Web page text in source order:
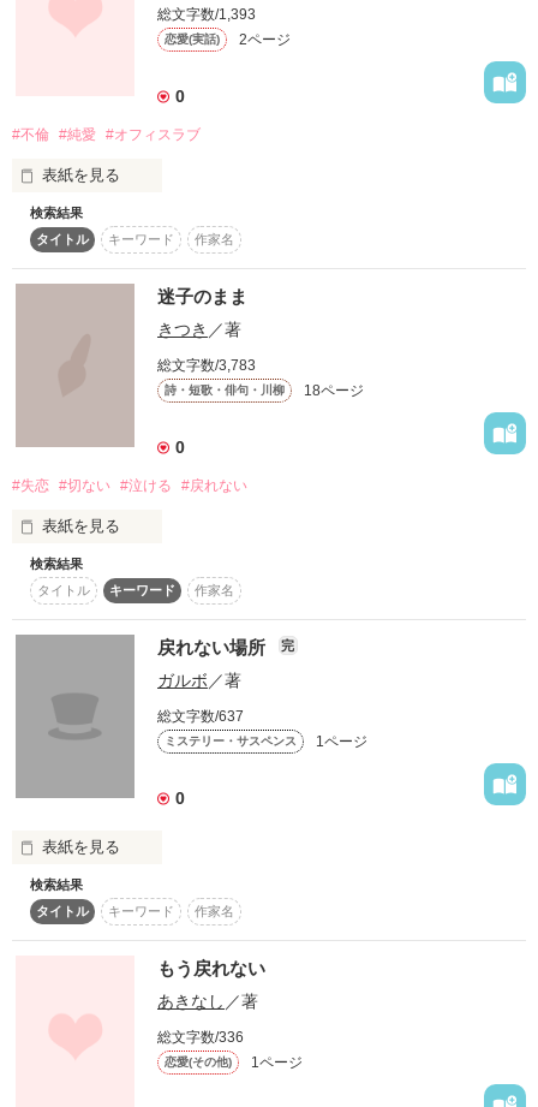
作品を読む
総文字数/1,393
恋愛(実話) 2ページ
0
#不倫 #純愛 #オフィスラブ
表紙を見る
既婚者である「蓮」とシングルマザーの「愛」が病院に看護師
として同期入職をした。
最初は単なる同僚であった2人が、次第に恋愛に発展してしま
う。蓮は既婚者、愛は彼氏がいるシングルマザー。決して許さ
れない恋が始まってしまうのだか、結末は意外な報告へ進んで
検索結果
タイトル
キーワード 作家名
迷子のまま
きつき ／著
総文字数/3,783
詩・短歌・俳句・川柳 18ページ
0
#失恋 #切ない #泣ける #戻れない
表紙を見る
何年経っても忘れられない恋がある
かさぶたを剥がしたくなるように
傷つくだけだとわかっていても
思い出してまた泣いてしまう
それでも忘れたくない
そういう夜に共感できる切ない気持ちです
検索結果
タイトル
キーワード 作家名
戻れない場所 完
ガルボ ／著
総文字数/637
ミステリー・サスペンス 1ページ
0
表紙を見る
†短編ミステリィ†
作品を読む
検索結果
タイトル
キーワード 作家名
もう戻れない
あきなし ／著
総文字数/336
恋愛(その他) 1ページ